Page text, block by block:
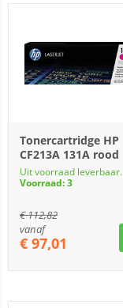
Tonercartridge HP
CF213A 131A rood
Uit voorraad leverbaar.
Voorraad: 3
€112,82
vanaf
€ 97,01